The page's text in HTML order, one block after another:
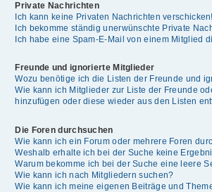
Private Nachrichten
Ich kann keine Privaten Nachrichten verschicken!
Ich bekomme ständig unerwünschte Private
Ich habe eine Spam-E-Mail von einem Mitglied
Freunde und ignorierte Mitglieder
Wozu benötige ich die Listen der Freunde und
Wie kann ich Mitglieder zur Liste der Freunde
hinzufügen oder diese wieder aus den Listen
Die Foren durchsuchen
Wie kann ich ein Forum oder mehrere Foren
Weshalb erhalte ich bei der Suche keine
Warum bekomme ich bei der Suche eine leere
Wie kann ich nach Mitgliedern suchen?
Wie kann ich meine eigenen Beiträge und